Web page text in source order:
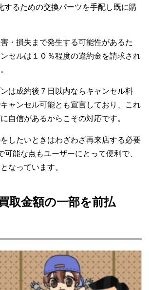
するための交換パーツを手配し既に購
・損失まで発生する可能性があるた
セルは１０％程度の違約金を請求され
は成約後７日以内ならキャンセル料
ャンセル可能とも宣言しており、これ
自信があるからこその対応です。
したいときはわざわざ再来店する必要
可能な点もユーザーにとって便利で、
なっています。
取金額の一部を前払